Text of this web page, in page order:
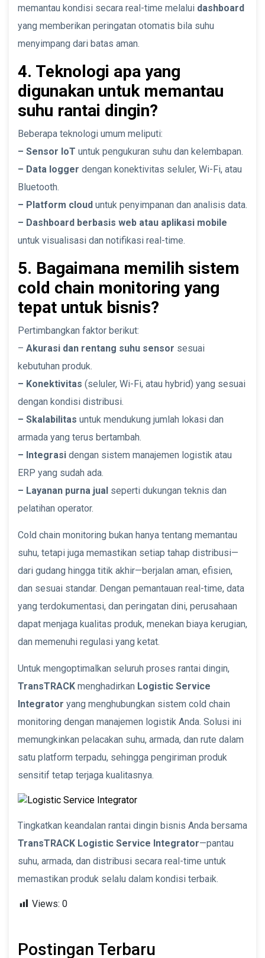
memantau kondisi secara real-time melalui dashboard
yang memberikan peringatan otomatis bila suhu
menyimpang dari batas aman.
4. Teknologi apa yang
digunakan untuk memantau
suhu rantai dingin?
Beberapa teknologi umum meliputi:
– Sensor IoT untuk pengukuran suhu dan kelembapan.
– Data logger dengan konektivitas seluler, Wi-Fi, atau
Bluetooth.
– Platform cloud untuk penyimpanan dan analisis data.
– Dashboard berbasis web atau aplikasi mobile
untuk visualisasi dan notifikasi real-time.
5. Bagaimana memilih sistem
cold chain monitoring yang
tepat untuk bisnis?
Pertimbangkan faktor berikut:
– Akurasi dan rentang suhu sensor sesuai
kebutuhan produk.
– Konektivitas (seluler, Wi-Fi, atau hybrid) yang sesuai
dengan kondisi distribusi.
– Skalabilitas untuk mendukung jumlah lokasi dan
armada yang terus bertambah.
– Integrasi dengan sistem manajemen logistik atau
ERP yang sudah ada.
– Layanan purna jual seperti dukungan teknis dan
pelatihan operator.
Cold chain monitoring bukan hanya tentang memantau
suhu, tetapi juga memastikan setiap tahap distribusi—
dari gudang hingga titik akhir—berjalan aman, efisien,
dan sesuai standar. Dengan pemantauan real-time, data
yang terdokumentasi, dan peringatan dini, perusahaan
dapat menjaga kualitas produk, menekan biaya kerugian,
dan memenuhi regulasi yang ketat.
Untuk mengoptimalkan seluruh proses rantai dingin,
TransTRACK menghadirkan Logistic Service
Integrator yang menghubungkan sistem cold chain
monitoring dengan manajemen logistik Anda. Solusi ini
memungkinkan pelacakan suhu, armada, dan rute dalam
satu platform terpadu, sehingga pengiriman produk
sensitif tetap terjaga kualitasnya.
Tingkatkan keandalan rantai dingin bisnis Anda bersama
TransTRACK Logistic Service Integrator—pantau
suhu, armada, dan distribusi secara real-time untuk
memastikan produk selalu dalam kondisi terbaik.
Views: 0
Postingan Terbaru